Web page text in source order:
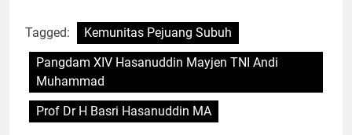
Tagged:
Kemunitas Pejuang Subuh
Pangdam XIV Hasanuddin Mayjen TNI Andi
Muhammad
Prof Dr H Basri Hasanuddin MA